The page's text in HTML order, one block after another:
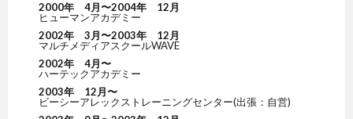
2000年 4月〜2004年 12月
ヒューマンアカデミー
2002年 3月〜2003年 12月
マルチメディアスクールWAVE
2002年 4月〜
ハーテックアカデミー
2003年 12月〜
ビーシーアレックストレーニングセンター(出張：自営)